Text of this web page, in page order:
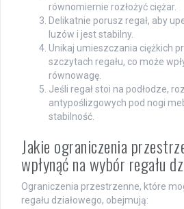
równomiernie rozłożyć ciężar.
Delikatnie porusz regał, aby
luzów i jest stabilny.
Unikaj umieszczania ciężkich
szczytach regału, co może
równowagę.
Jeśli regał stoi na podłodze,
antypoślizgowych pod nogi
stabilność.
Jakie ograniczenia
wpłynąć na wybór regału
Ograniczenia przestrzenne, które
regału działowego, obejmują: